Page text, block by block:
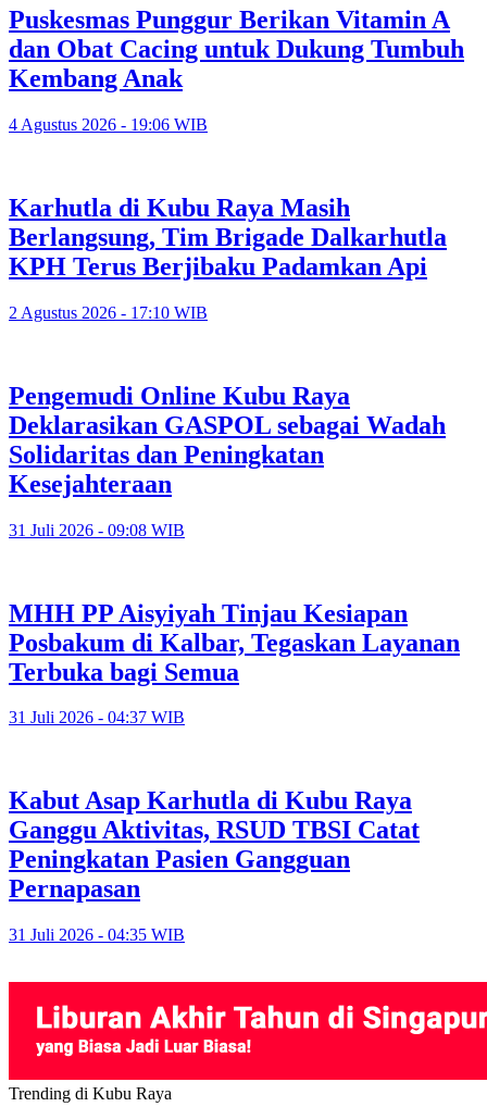
Puskesmas Punggur Berikan Vitamin A
dan Obat Cacing untuk Dukung Tumbuh
Kembang Anak
4 Agustus 2026 - 19:06 WIB
Karhutla di Kubu Raya Masih
Berlangsung, Tim Brigade Dalkarhutla
KPH Terus Berjibaku Padamkan Api
2 Agustus 2026 - 17:10 WIB
Pengemudi Online Kubu Raya
Deklarasikan GASPOL sebagai Wadah
Solidaritas dan Peningkatan
Kesejahteraan
31 Juli 2026 - 09:08 WIB
MHH PP Aisyiyah Tinjau Kesiapan
Posbakum di Kalbar, Tegaskan Layanan
Terbuka bagi Semua
31 Juli 2026 - 04:37 WIB
Kabut Asap Karhutla di Kubu Raya
Ganggu Aktivitas, RSUD TBSI Catat
Peningkatan Pasien Gangguan
Pernapasan
31 Juli 2026 - 04:35 WIB
Trending di Kubu Raya